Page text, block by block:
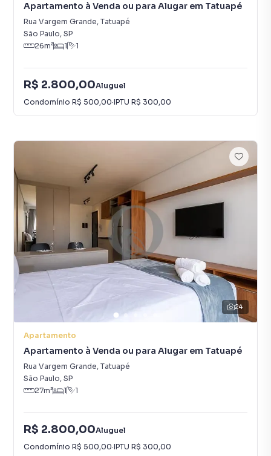
Apartamento à Venda ou para Alugar em Tatuapé
Rua Vargem Grande, Tatuapé
São Paulo, SP
26m² 1 1
R$ 2.800,00Aluguel
Condomínio R$ 500,00·IPTU R$ 300,00
24
Apartamento
Apartamento à Venda ou para Alugar em Tatuapé
Rua Vargem Grande, Tatuapé
São Paulo, SP
27m² 1 1
R$ 2.800,00Aluguel
Condomínio R$ 500,00·IPTU R$ 300,00